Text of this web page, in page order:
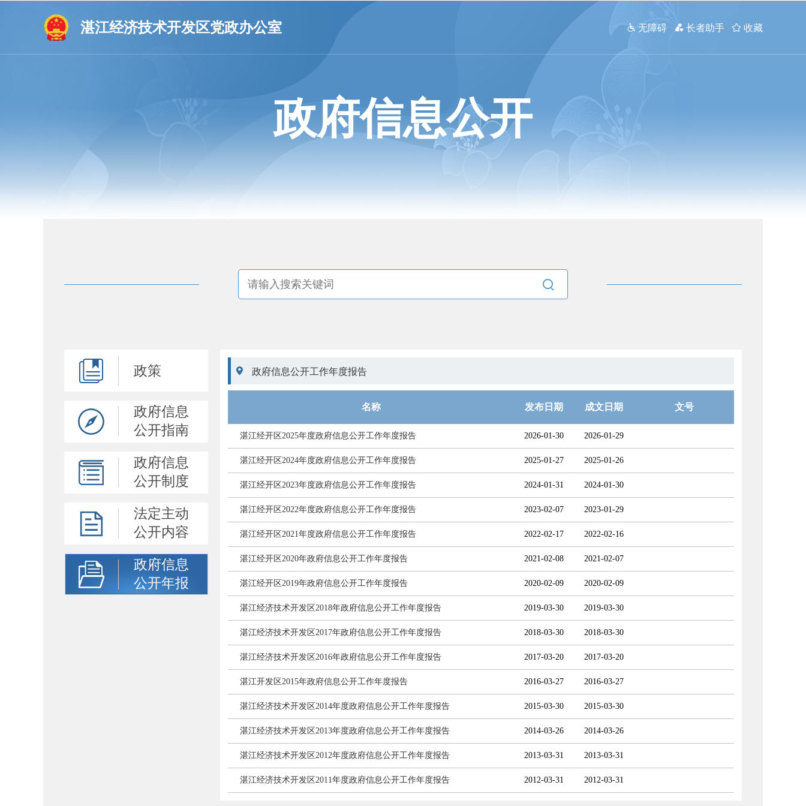
湛江经济技术开发区党政办公室  无障碍  长者助手  收藏
政府信息公开

政策
政府信息
公开指南
政府信息
公开制度
法定主动
公开内容
政府信息
公开年报
 政府信息公开工作年度报告
名称 发布日期 成文日期 文号
湛江经开区2025年度政府信息公开工作年度报告 2026-01-30 2026-01-29
湛江经开区2024年度政府信息公开工作年度报告 2025-01-27 2025-01-26
湛江经开区2023年度政府信息公开工作年度报告 2024-01-31 2024-01-30
湛江经开区2022年度政府信息公开工作年度报告 2023-02-07 2023-01-29
湛江经开区2021年度政府信息公开工作年度报告 2022-02-17 2022-02-16
湛江经开区2020年政府信息公开工作年度报告 2021-02-08 2021-02-07
湛江经开区2019年政府信息公开工作年度报告 2020-02-09 2020-02-09
湛江经济技术开发区2018年政府信息公开工作年度报告 2019-03-30 2019-03-30
湛江经济技术开发区2017年政府信息公开工作年度报告 2018-03-30 2018-03-30
湛江经济技术开发区2016年政府信息公开工作年度报告 2017-03-20 2017-03-20
湛江开发区2015年政府信息公开工作年度报告 2016-03-27 2016-03-27
湛江经济技术开发区2014年度政府信息公开工作年度报告 2015-03-30 2015-03-30
湛江经济技术开发区2013年度政府信息公开工作年度报告 2014-03-26 2014-03-26
湛江经济技术开发区2012年度政府信息公开工作年度报告 2013-03-31 2013-03-31
湛江经济技术开发区2011年度政府信息公开工作年度报告 2012-03-31 2012-03-31